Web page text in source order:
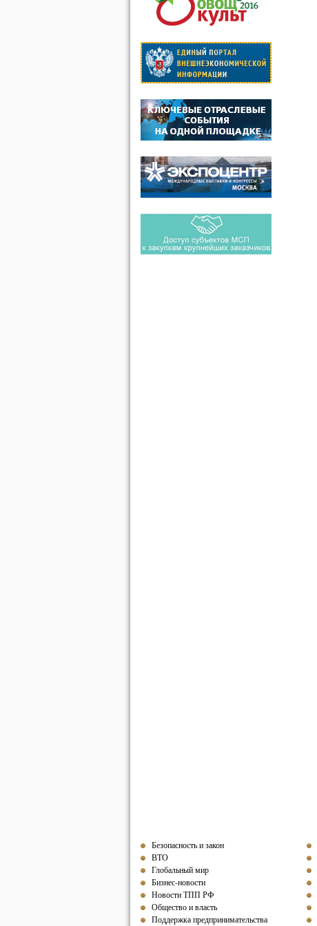
Безопасность и закон
ВТО
Глобальный мир
Бизнес-новости
Новости ТПП РФ
Общество и власть
Поддержка предпринимательства